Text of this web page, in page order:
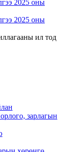
2025 оны
2025 оны
ил тод
зарлагын